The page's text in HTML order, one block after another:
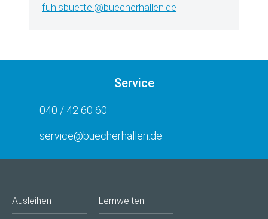
fuhlsbuettel@buecherhallen.de
Service
040 / 42 60 60
service@buecherhallen.de
Ausleihen Lernwelten